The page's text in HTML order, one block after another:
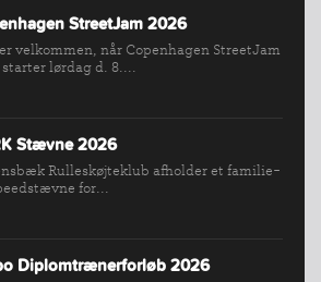
StreetJam 2026
velkommen, når Copenhagen StreetJam
starter lørdag d. 8....
Stævne 2026
Rulleskøjteklub afholder et familie-
for...
Diplomtrænerforløb 2026